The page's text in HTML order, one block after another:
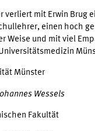
verliert mit Erwin Brug
einen hoch
Weise und mit viel
Münster
Wessels
Fakultät